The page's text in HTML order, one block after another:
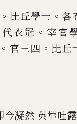
。 比丘學士 。各
衣冠 。 宰官
。 官三四 。 比丘
今凝然 英華吐露